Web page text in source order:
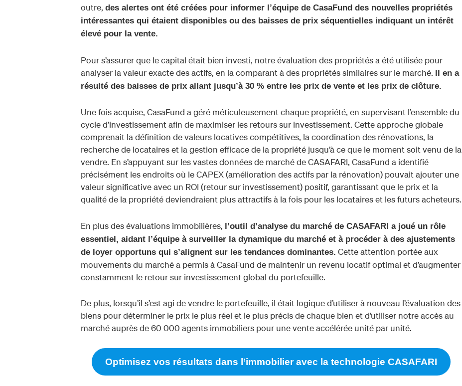
outre, des alertes ont été créées pour informer l’équipe de CasaFund des nouvelles propriétés
intéressantes qui étaient disponibles ou des baisses de prix séquentielles indiquant un intérêt
élevé pour la vente.
Pour s’assurer que le capital était bien investi, notre évaluation des propriétés a été utilisée pour
analyser la valeur exacte des actifs, en la comparant à des propriétés similaires sur le marché. Il en a
résulté des baisses de prix allant jusqu’à 30 % entre les prix de vente et les prix de clôture.
Une fois acquise, CasaFund a géré méticuleusement chaque propriété, en supervisant l’ensemble du
cycle d’investissement afin de maximiser les retours sur investissement. Cette approche globale
comprenait la définition de valeurs locatives compétitives, la coordination des rénovations, la
recherche de locataires et la gestion efficace de la propriété jusqu’à ce que le moment soit venu de la
vendre. En s’appuyant sur les vastes données de marché de CASAFARI, CasaFund a identifié
précisément les endroits où le CAPEX (amélioration des actifs par la rénovation) pouvait ajouter une
valeur significative avec un ROI (retour sur investissement) positif, garantissant que le prix et la
qualité de la propriété deviendraient plus attractifs à la fois pour les locataires et les futurs acheteurs.
En plus des évaluations immobilières, l’outil d’analyse du marché de CASAFARI a joué un rôle
essentiel, aidant l’équipe à surveiller la dynamique du marché et à procéder à des ajustements
de loyer opportuns qui s’alignent sur les tendances dominantes. Cette attention portée aux
mouvements du marché a permis à CasaFund de maintenir un revenu locatif optimal et d’augmenter
constamment le retour sur investissement global du portefeuille.
De plus, lorsqu’il s’est agi de vendre le portefeuille, il était logique d’utiliser à nouveau l’évaluation des
biens pour déterminer le prix le plus réel et le plus précis de chaque bien et d’utiliser notre accès au
marché auprès de 60 000 agents immobiliers pour une vente accélérée unité par unité.
Optimisez vos résultats dans l’immobilier avec la technologie CASAFARI